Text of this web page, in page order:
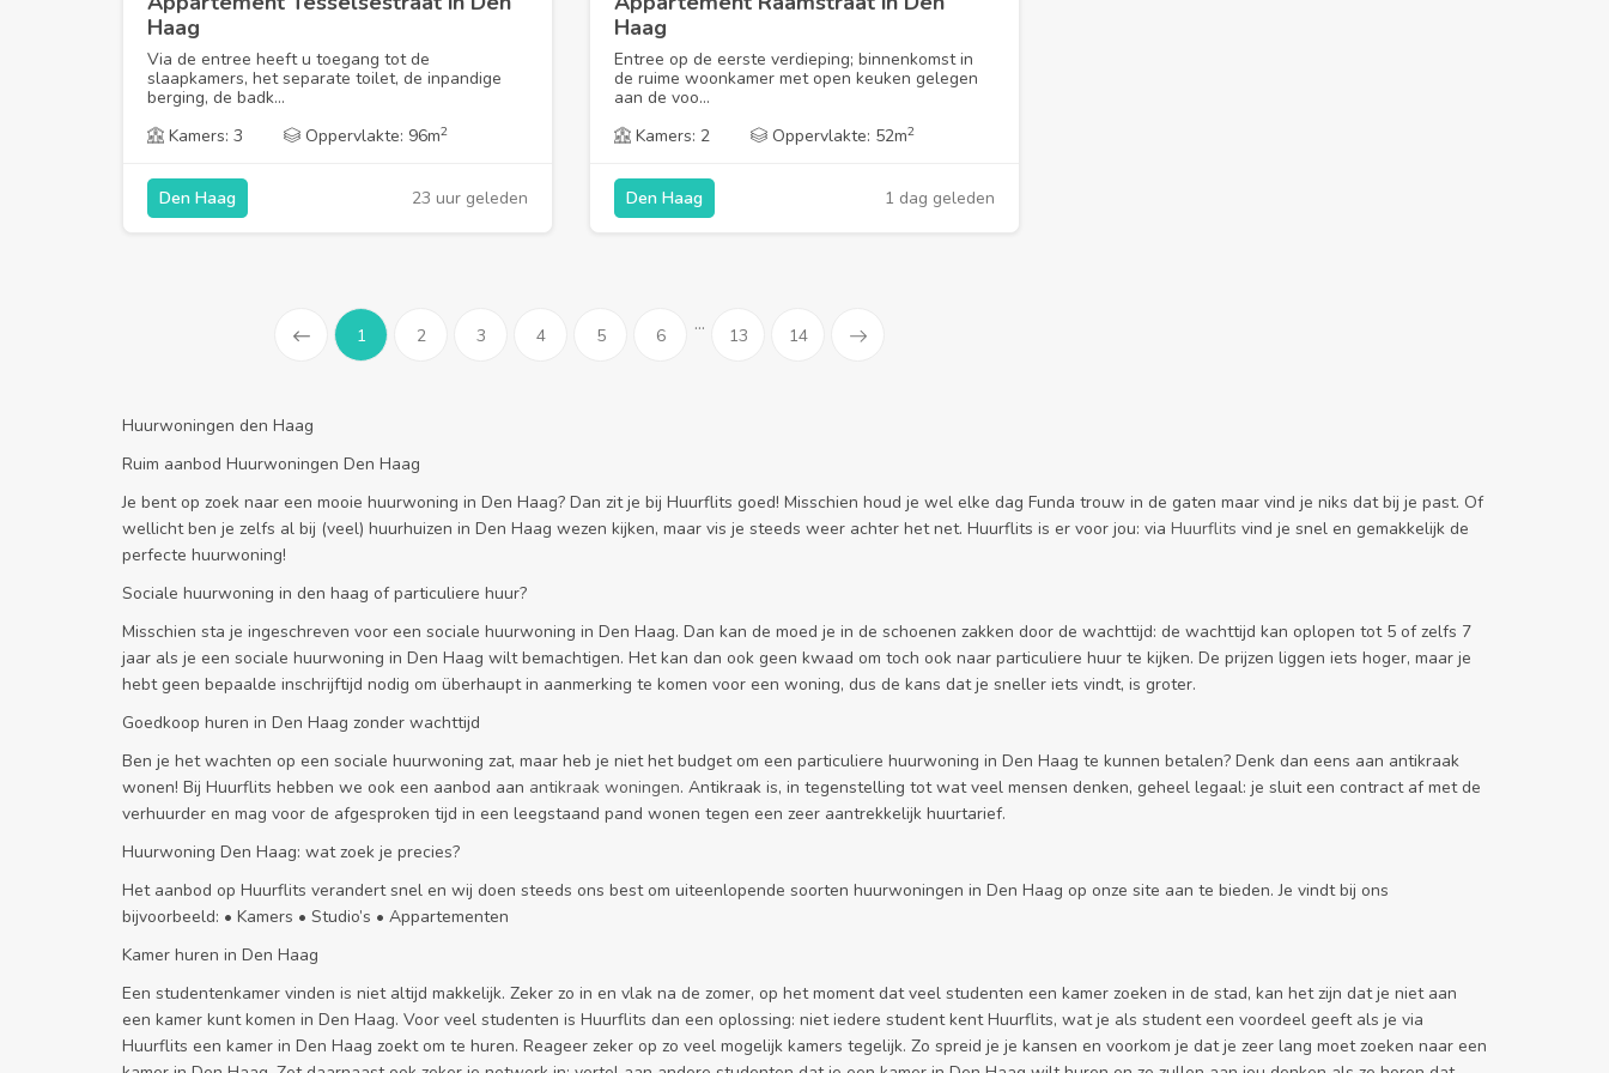
Haag
Via de entree heeft u toegang tot de
slaapkamers, het separate toilet, de inpandige
berging, de badk...
Kamers: 3
Oppervlakte: 96m2
23 uur geleden
Den Haag
Haag
Entree op de eerste verdieping; binnenkomst in
de ruime woonkamer met open keuken gelegen
aan de voo...
Kamers: 2
Oppervlakte: 52m2
1 dag geleden
Den Haag
1 2 3 4 5 6 ... 13 14
Huurwoningen den Haag
Ruim aanbod Huurwoningen Den Haag
Je bent op zoek naar een mooie huurwoning in Den Haag? Dan zit je bij Huurflits goed! Misschien houd je wel elke dag Funda trouw in de gaten maar vind je niks dat bij je past. Of
wellicht ben je zelfs al bij (veel) huurhuizen in Den Haag wezen kijken, maar vis je steeds weer achter het net. Huurflits is er voor jou: via Huurflits vind je snel en gemakkelijk de
perfecte huurwoning!
Sociale huurwoning in den haag of particuliere huur?
Misschien sta je ingeschreven voor een sociale huurwoning in Den Haag. Dan kan de moed je in de schoenen zakken door de wachttijd: de wachttijd kan oplopen tot 5 of zelfs 7
jaar als je een sociale huurwoning in Den Haag wilt bemachtigen. Het kan dan ook geen kwaad om toch ook naar particuliere huur te kijken. De prijzen liggen iets hoger, maar je
hebt geen bepaalde inschrijftijd nodig om überhaupt in aanmerking te komen voor een woning, dus de kans dat je sneller iets vindt, is groter.
Goedkoop huren in Den Haag zonder wachttijd
Ben je het wachten op een sociale huurwoning zat, maar heb je niet het budget om een particuliere huurwoning in Den Haag te kunnen betalen? Denk dan eens aan antikraak
wonen! Bij Huurflits hebben we ook een aanbod aan antikraak woningen. Antikraak is, in tegenstelling tot wat veel mensen denken, geheel legaal: je sluit een contract af met de
verhuurder en mag voor de afgesproken tijd in een leegstaand pand wonen tegen een zeer aantrekkelijk huurtarief.
Huurwoning Den Haag: wat zoek je precies?
Het aanbod op Huurflits verandert snel en wij doen steeds ons best om uiteenlopende soorten huurwoningen in Den Haag op onze site aan te bieden. Je vindt bij ons
bijvoorbeeld: • Kamers • Studio’s • Appartementen
Kamer huren in Den Haag
Een studentenkamer vinden is niet altijd makkelijk. Zeker zo in en vlak na de zomer, op het moment dat veel studenten een kamer zoeken in de stad, kan het zijn dat je niet aan
een kamer kunt komen in Den Haag. Voor veel studenten is Huurflits dan een oplossing: niet iedere student kent Huurflits, wat je als student een voordeel geeft als je via
Huurflits een kamer in Den Haag zoekt om te huren. Reageer zeker op zo veel mogelijk kamers tegelijk. Zo spreid je je kansen en voorkom je dat je zeer lang moet zoeken naar een